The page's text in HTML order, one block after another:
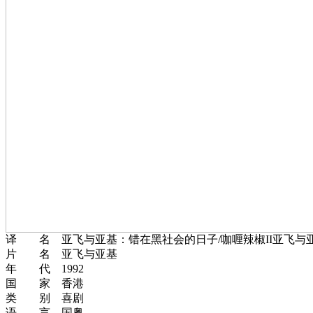
译 名 亚飞与亚基：错在黑社会的日子/咖喱辣椒II亚飞与
片 名 亚飞与亚基
年 代 1992
国 家 香港
类 别 喜剧